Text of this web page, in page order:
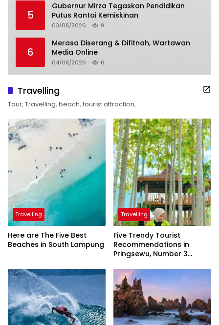
5
Gubernur Mirza Tegaskan Pendidikan
Putus Rantai Kemiskinan
03/08/2026 9
6
Merasa Diserang & Difitnah, Wartawan
Media Online
04/08/2026 6
Travelling
Tour, Travelling, beach, tourist attraction,
Travelling
Here are The Five Best
Beaches in South Lampung
Travelling
Five Trendy Tourist
Recommendations in
Pringsewu, Number 3
President